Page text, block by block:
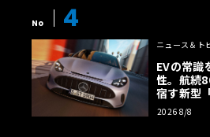
No 4
ニュース＆ト
EVの常識
性。航続
宿す新型
2026 8/8